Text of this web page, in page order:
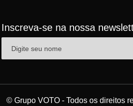
Inscreva-se na nossa
© Grupo VOTO - Todos os direitos